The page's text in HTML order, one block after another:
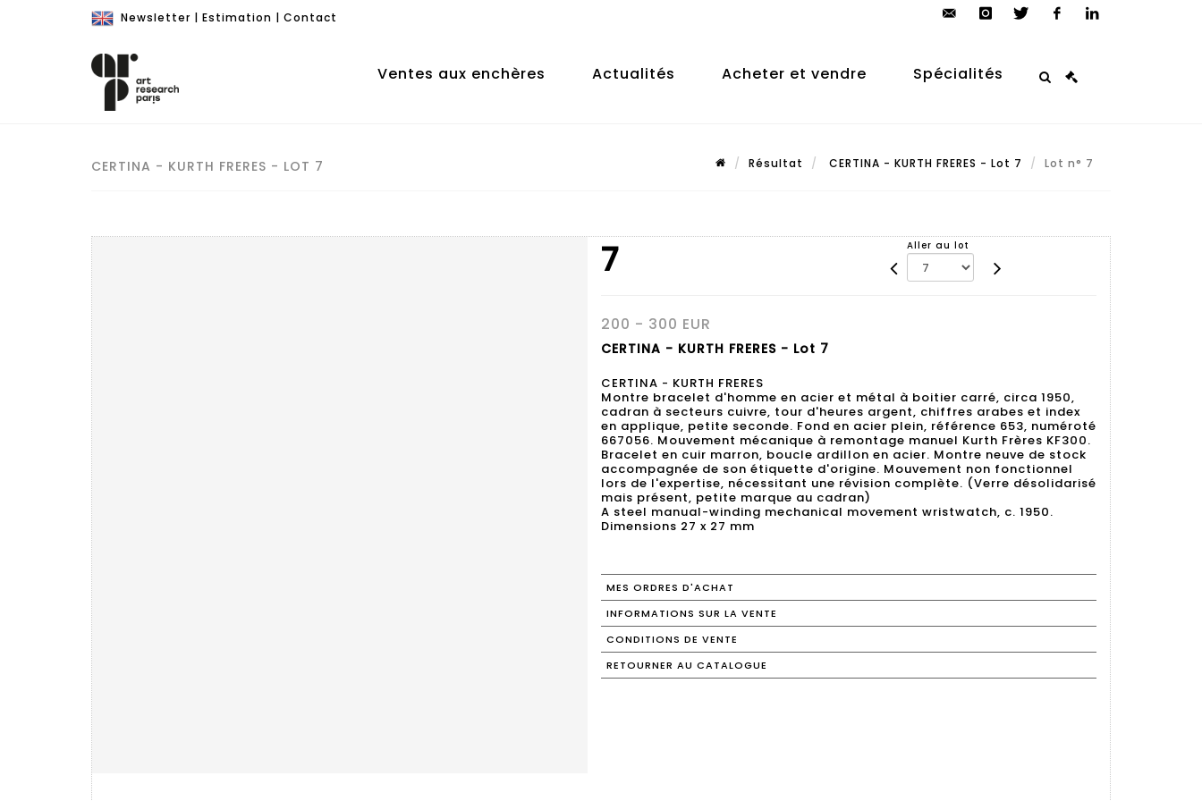
Newsletter | Estimation | Contact
auction.com
Ventes aux enchères Actualités Acheter et vendre Spécialités
CERTINA - KURTH FRERES - LOT 7 Résultat CERTINA - KURTH FRERES - Lot 7 Lot n° 7
7 Aller au lot
200 - 300 EUR
CERTINA - KURTH FRERES - Lot 7
CERTINA - KURTH FRERES
Montre bracelet d'homme en acier et métal à boitier carré, circa 1950,
cadran à secteurs cuivre, tour d'heures argent, chiffres arabes et index
en applique, petite seconde. Fond en acier plein, référence 653, numéroté
667056. Mouvement mécanique à remontage manuel Kurth Frères KF300.
Bracelet en cuir marron, boucle ardillon en acier. Montre neuve de stock
accompagnée de son étiquette d'origine. Mouvement non fonctionnel
lors de l'expertise, nécessitant une révision complète. (Verre désolidarisé
mais présent, petite marque au cadran)
A steel manual-winding mechanical movement wristwatch, c. 1950.
Dimensions 27 x 27 mm
MES ORDRES D'ACHAT
INFORMATIONS SUR LA VENTE
CONDITIONS DE VENTE
RETOURNER AU CATALOGUE